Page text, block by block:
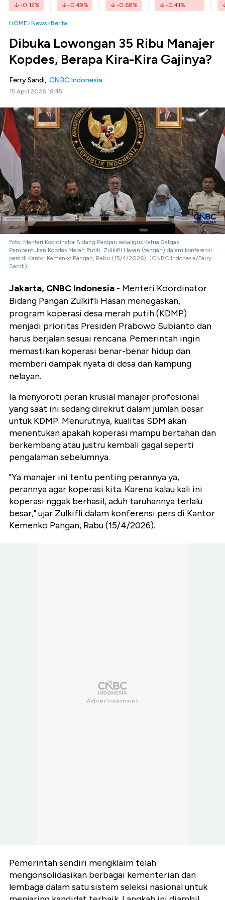
-0.12% -0.49% -0.68% -0.41%
HOME News Berita
Dibuka Lowongan 35 Ribu Manajer
Kopdes, Berapa Kira-Kira Gajinya?
Ferry Sandi, CNBC Indonesia
15 April 2026 18:45
Foto: Menteri Koordinator Bidang Pangan sekaligus Ketua Satgas
Pembentukan Kopdes Merah Putih, Zulkifli Hasan (tengah) dalam konferensi
pers di Kantor Kemenko Pangan, Rabu (15/4/2026). (CNBC Indonesia/Ferry
Sandi)
Jakarta, CNBC Indonesia - Menteri Koordinator
Bidang Pangan Zulkifli Hasan menegaskan,
program koperasi desa merah putih (KDMP)
menjadi prioritas Presiden Prabowo Subianto dan
harus berjalan sesuai rencana. Pemerintah ingin
memastikan koperasi benar-benar hidup dan
memberi dampak nyata di desa dan kampung
nelayan.
Ia menyoroti peran krusial manajer profesional
yang saat ini sedang direkrut dalam jumlah besar
untuk KDMP. Menurutnya, kualitas SDM akan
menentukan apakah koperasi mampu bertahan dan
berkembang atau justru kembali gagal seperti
pengalaman sebelumnya.
"Ya manajer ini tentu penting perannya ya,
perannya agar koperasi kita. Karena kalau kali ini
koperasi nggak berhasil, aduh taruhannya terlalu
besar," ujar Zulkifli dalam konferensi pers di Kantor
Kemenko Pangan, Rabu (15/4/2026).
Pemerintah sendiri mengklaim telah
mengonsolidasikan berbagai kementerian dan
lembaga dalam satu sistem seleksi nasional untuk